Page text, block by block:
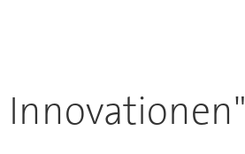
Innovationen"